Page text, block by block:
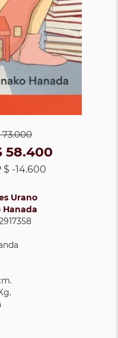
58.400
$ -14.600
Urano
Hanada